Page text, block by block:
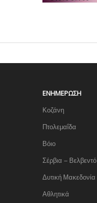
ΕΝΗΜΈΡΩΣΗ
Κοζάνη
Πτολεμαΐδα
Βόιο
Σέρβια – Βελβεντό
Δυτική Μακεδονία
Αθλητικά